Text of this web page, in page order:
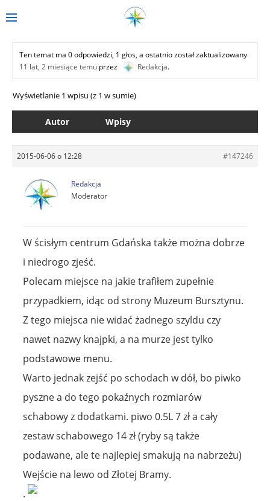
Ten temat ma 0 odpowiedzi, 1 głos, a ostatnio został zaktualizowany
11 lat, 2 miesiące temu przez Redakcja.
Wyświetlanie 1 wpisu (z 1 w sumie)
Autor Wpisy
2015-06-06 o 12:28 #147246
Redakcja
Moderator
W ścisłym centrum Gdańska także można dobrze
i niedrogo zjeść.
Polecam miejsce na jakie trafiłem zupełnie
przypadkiem, idąc od strony Muzeum Bursztynu.
Z tego miejsca nie widać żadnego szyldu czy
nawet nazwy knajpki, a na murze jest tylko
podstawowe menu.
Warto jednak zejść po schodach w dół, bo piwko
pyszne a do tego pokaźnych rozmiarów
schabowy z dodatkami. piwo 0.5L 7 zł a cały
zestaw schabowego 14 zł (ryby są także
podawane, ale te najlepiej smakują na nabrzeżu)
Wejście na lewo od Złotej Bramy.
.